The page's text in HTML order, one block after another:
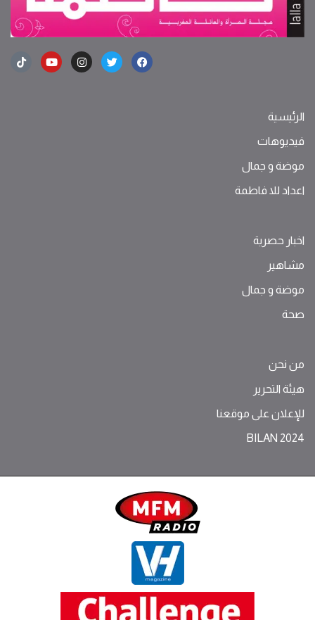
الرئيسية
فيديوهات
موضة ‫و‬ ‫‬‫جمال‬
اعداد للا فاطمة
اخبار حصرية
مشاهير
موضة ‫و‬ ‫‬‫جمال‬
صحة
من نحن
هيئة التحرير
للإعلان على موقعنا
BILAN 2024